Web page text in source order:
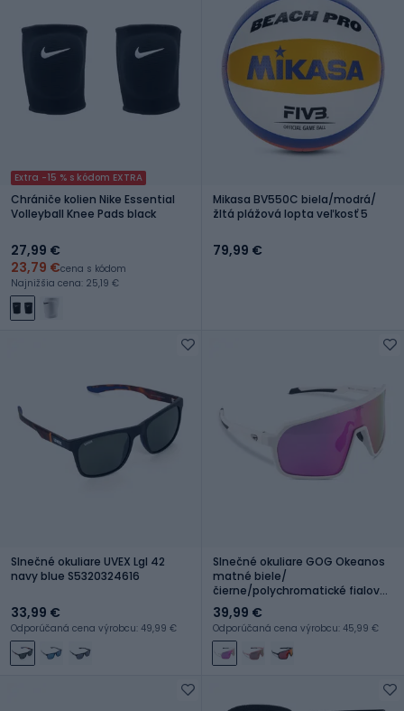
Extra -15 % s kódom EXTRA
Chrániče kolien Nike Essential
Volleyball Knee Pads black
27,99 €
23,79 €cena s kódom
Najnižšia cena: 25,19 €
Mikasa BV550C biela/modrá/
žltá plážová lopta veľkosť 5
79,99 €
Slnečné okuliare UVEX Lgl 42
navy blue S5320324616
33,99 €
Odporúčaná cena výrobcu: 49,99 €
Slnečné okuliare GOG Okeanos
matné biele/
čierne/polychromatické fialovo-
zelené
39,99 €
Odporúčaná cena výrobcu: 45,99 €